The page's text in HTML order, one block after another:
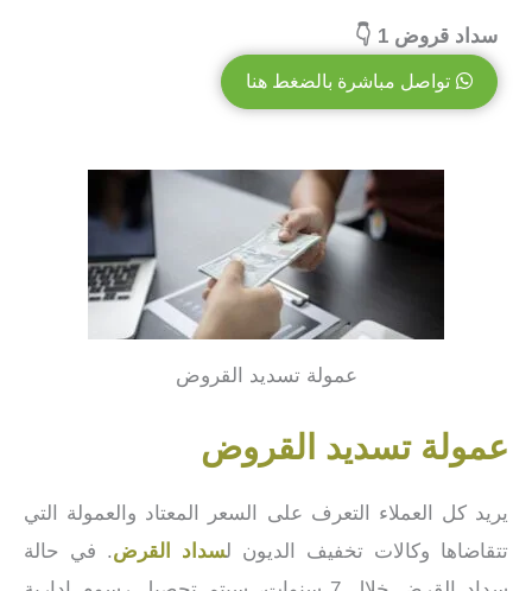
سداد قروض 1 👇
تواصل مباشرة بالضغط هنا
عمولة تسديد القروض
عمولة تسديد القروض
يريد كل العملاء التعرف على السعر المعتاد والعمولة التي
تتقاضاها وكالات تخفيف الديون لسداد القرض. في حالة